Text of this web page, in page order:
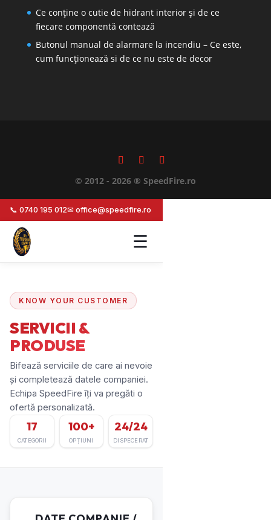
Ce conține o cutie de hidrant interior și de ce
fiecare componentă contează
Butonul manual de alarmare la incendiu – Ce este,
cum funcționează si de ce nu este de decor
© 2012 - 2026 ® SpeedFire.ro